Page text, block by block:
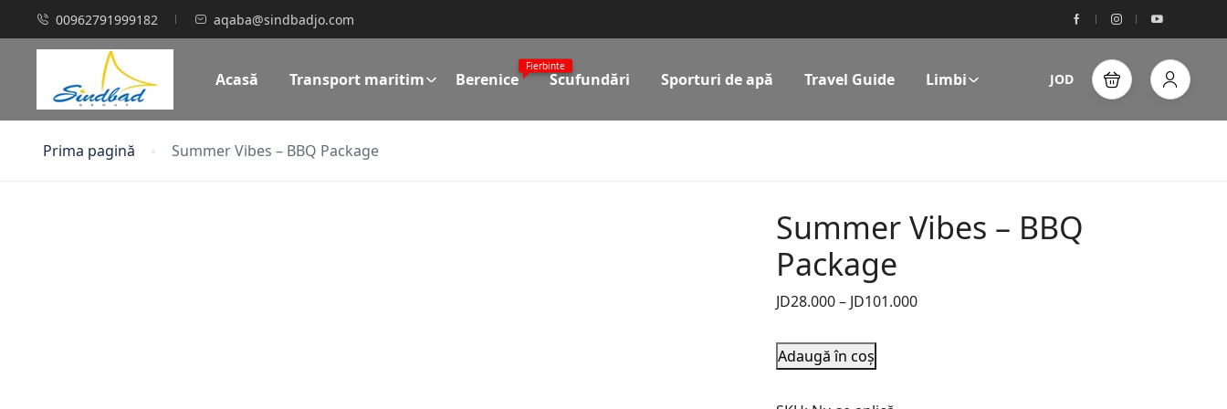
00962791999182 aqaba@sindbadjo.com
Acasă Transport maritim Berenice
Fierbinte
Scufundări Sporturi de apă Travel Guide Limbi JOD
Prima pagină Summer Vibes – BBQ Package
Summer Vibes – BBQ
Package
JD28.000– JD101.000
Adaugă în coș